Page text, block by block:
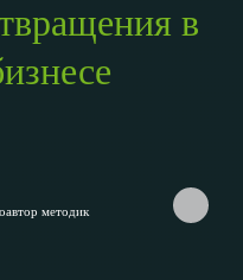
в
методик